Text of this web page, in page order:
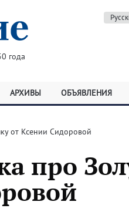
года
АРХИВЫ ОБЪЯВЛЕНИЯ
от Ксении Сидоровой
про